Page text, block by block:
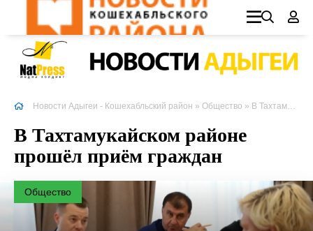
Новости Адыгеи - Кошехабльский район » Общество » В Тахтамукайском районе прошёл приём граждан
В Тахтамукайском районе
прошёл приём граждан
Общество